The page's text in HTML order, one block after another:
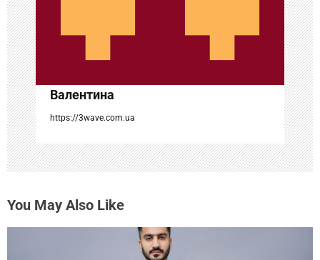
п
и
с
я
м
Валентина
https://3wave.com.ua
You May Also Like